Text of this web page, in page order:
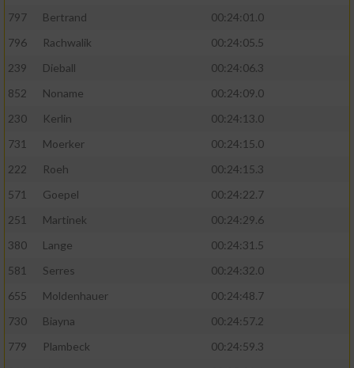
797
Bertrand
00:24:01.0
796
Rachwalik
00:24:05.5
239
Dieball
00:24:06.3
852
Noname
00:24:09.0
230
Kerlin
00:24:13.0
731
Moerker
00:24:15.0
222
Roeh
00:24:15.3
571
Goepel
00:24:22.7
251
Martinek
00:24:29.6
380
Lange
00:24:31.5
581
Serres
00:24:32.0
655
Moldenhauer
00:24:48.7
730
Biayna
00:24:57.2
779
Plambeck
00:24:59.3